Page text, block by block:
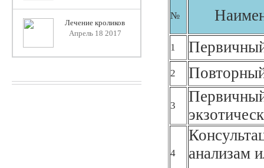
Лечение кроликов
Апрель 18 2017
№
1
2
3
4
анализам